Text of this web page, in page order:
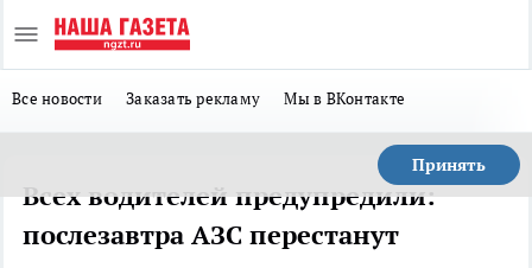
Все новости Заказать рекламу Мы в ВКонтакте
Принять
Всех водителей предупредили:
послезавтра АЗС перестанут